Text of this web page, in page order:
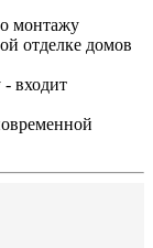
монтажу
отделке домов
- входит